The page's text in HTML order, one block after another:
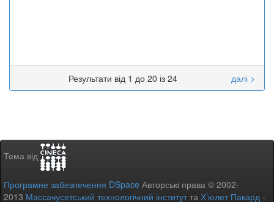
Результати від 1 до 20 із 24 далі >
Тема від
Програмне забезпечення DSpace Авторські права © 2002-
2013 Массачусетський технологічний інститутта Х’юлет Пакард -